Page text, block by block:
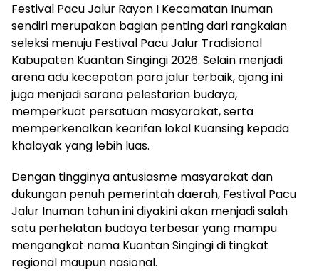
Festival Pacu Jalur Rayon I Kecamatan Inuman
sendiri merupakan bagian penting dari rangkaian
seleksi menuju Festival Pacu Jalur Tradisional
Kabupaten Kuantan Singingi 2026. Selain menjadi
arena adu kecepatan para jalur terbaik, ajang ini
juga menjadi sarana pelestarian budaya,
memperkuat persatuan masyarakat, serta
memperkenalkan kearifan lokal Kuansing kepada
khalayak yang lebih luas.
Dengan tingginya antusiasme masyarakat dan
dukungan penuh pemerintah daerah, Festival Pacu
Jalur Inuman tahun ini diyakini akan menjadi salah
satu perhelatan budaya terbesar yang mampu
mengangkat nama Kuantan Singingi di tingkat
regional maupun nasional.